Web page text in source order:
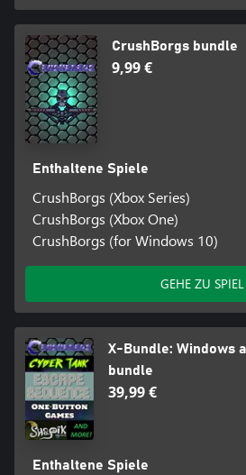
CrushBorgs bundle
9,99 €
Enthaltene Spiele
CrushBorgs (Xbox Series)
CrushBorgs (Xbox One)
CrushBorgs (for Windows 10)
GEHE ZU SPIEL
X-Bundle: Windows
bundle
39,99 €
Enthaltene Spiele